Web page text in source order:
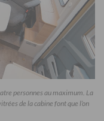
personnes au maximum. La
de la cabine font que l’on